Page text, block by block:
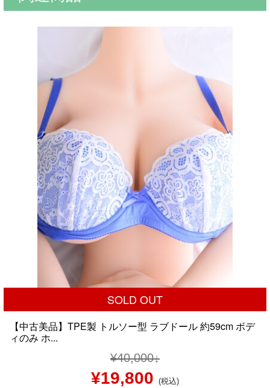
SOLD OUT
【中古美品】TPE製 トルソー型 ラブドール 約59cm ボデ
ィのみ ホ...
¥40,000
元
¥19,800 現
(税込)